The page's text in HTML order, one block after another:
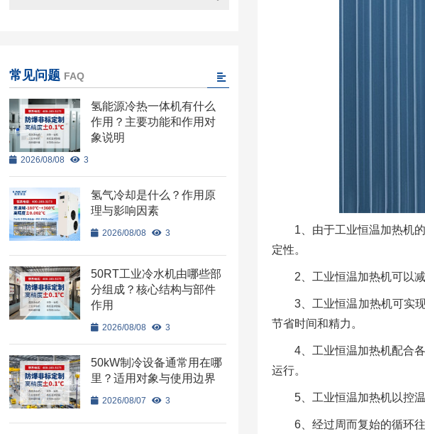
1、由于工业恒温加热机
定性。
2、工业恒温加热机可以
3、工业恒温加热机可实
节省时间和精力。
4、工业恒温加热机配合
运行。
5、工业恒温加热机以控
6、经过周而复始的循环
常见问题 FAQ
氢能源冷热一体机有什么
作用？主要功能和作用对
象说明
2026/08/08 3
氢气冷却是什么？作用原
理与影响因素
2026/08/08 3
50RT工业冷水机由哪些部
分组成？核心结构与部件
作用
2026/08/08 3
50kW制冷设备通常用在哪
里？适用对象与使用边界
2026/08/07 3